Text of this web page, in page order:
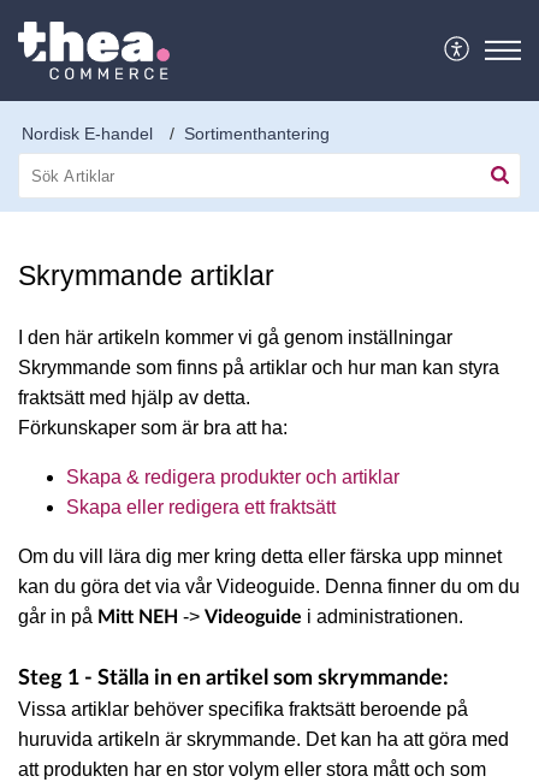
Nordisk E-handel Sortimenthantering
Skrymmande artiklar
I den här artikeln kommer vi gå genom inställningar
Skrymmande som finns på artiklar och hur man kan styra
fraktsätt med hjälp av detta.
Förkunskaper som är bra att ha:
Skapa & redigera produkter och artiklar
Skapa eller redigera ett fraktsätt
Om du vill lära dig mer kring detta eller färska upp minnet
kan du göra det via vår Videoguide. Denna finner du om du
går in på Mitt NEH -> Videoguide i administrationen.
Steg 1 - Ställa in en artikel som skrymmande:
Vissa artiklar behöver specifika fraktsätt beroende på
huruvida artikeln är skrymmande. Det kan ha att göra med
att produkten har en stor volym eller stora mått och som